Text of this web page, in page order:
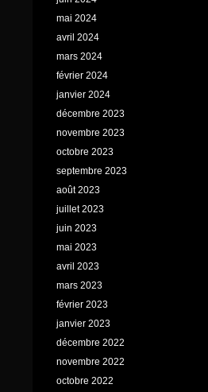
mai 2024
avril 2024
mars 2024
février 2024
janvier 2024
décembre 2023
novembre 2023
octobre 2023
septembre 2023
août 2023
juillet 2023
juin 2023
mai 2023
avril 2023
mars 2023
février 2023
janvier 2023
décembre 2022
novembre 2022
octobre 2022